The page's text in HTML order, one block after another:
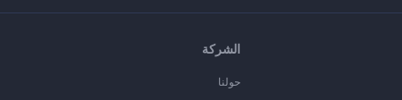
الشركة
حولنا